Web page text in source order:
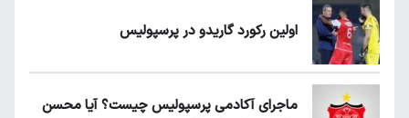
اولین رکورد گاریدو در پرسپولیس
ماجرای آکادمی پرسپولیس چیست؟ آیا محسن